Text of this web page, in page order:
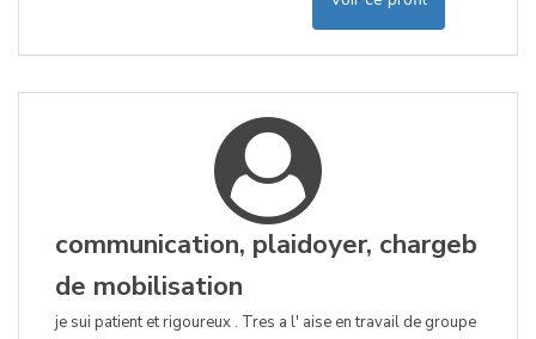
communication, plaidoyer, chargeb
de mobilisation
je sui patient et rigoureux . Tres a l' aise en travail de groupe